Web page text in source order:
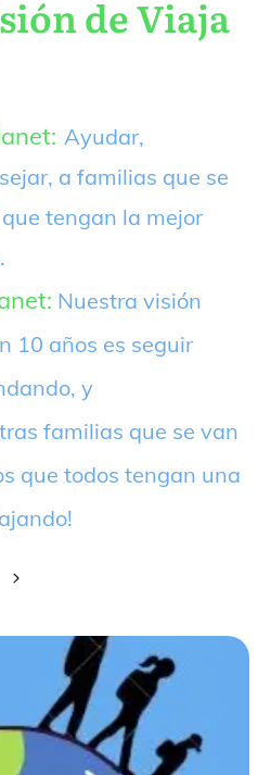
de Viaja
Ayudar,
a familias que se
tengan la mejor
Nuestra visión
10 años es seguir
y
familias que se van
que todos tengan una